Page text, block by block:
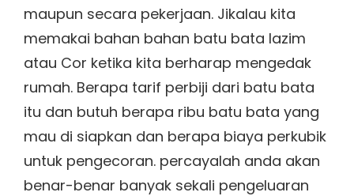
maupun secara pekerjaan. Jikalau kita
memakai bahan bahan batu bata lazim
atau Cor ketika kita berharap mengedak
rumah. Berapa tarif perbiji dari batu bata
itu dan butuh berapa ribu batu bata yang
mau di siapkan dan berapa biaya perkubik
untuk pengecoran. percayalah anda akan
benar-benar banyak sekali pengeluaran